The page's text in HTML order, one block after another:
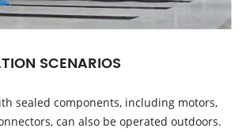
SCENARIOS
sealed components, including motors,
can also be operated outdoors.